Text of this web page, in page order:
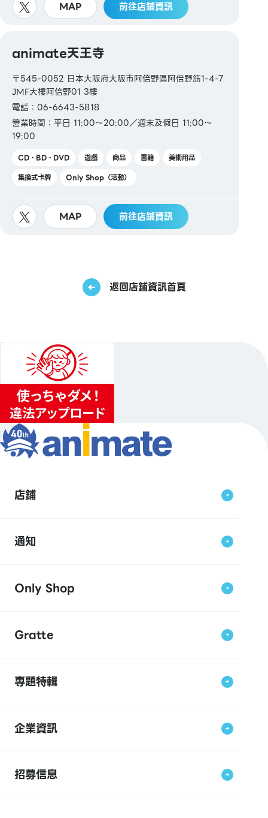
MAP 前往店鋪資訊
animate天王寺
〒545-0052 日本大阪府大阪市阿倍野區阿倍野筋1-4-7
JMF大樓阿倍野01 3樓
電話：06-6643-5818
營業時間：平日 11:00～20:00／週末及假日 11:00～
19:00
CD・BD・DVD 遊戲 商品 書籍
美術用品
集換式卡牌
Only Shop（活動）
MAP 前往店鋪資訊
返回店鋪資訊首頁
店鋪
通知
Only Shop
Gratte
專題特輯
企業資訊
招募信息